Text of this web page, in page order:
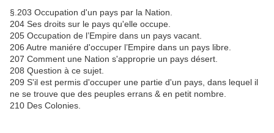
§.203 Occupation d'un pays par la Nation.
204 Ses droits sur le pays qu'elle occupe.
205 Occupation de l’Empire dans un pays vacant.
206 Autre maniére d'occuper l’Empire dans un pays libre.
207 Comment une Nation s'approprie un pays désert.
208 Question à ce sujet.
209 S'il est permis d'occuper une partie d'un pays, dans lequel il
ne se trouve que des peuples errans & en petit nombre.
210 Des Colonies.